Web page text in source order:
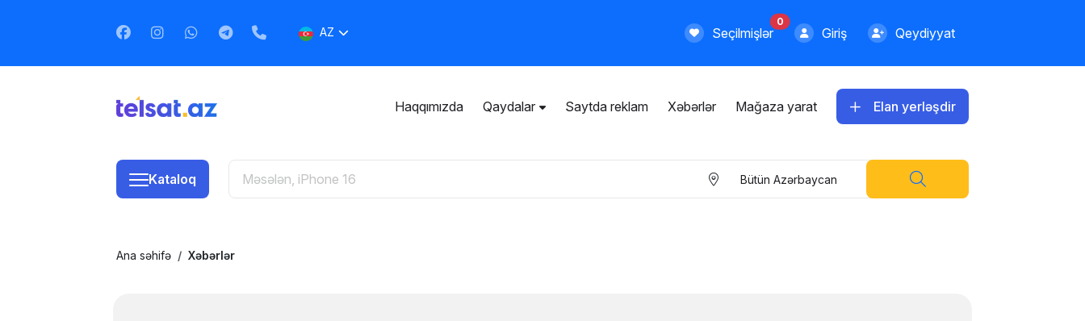
AZ Seçilmişlər
0
Giriş Qeydiyyat
Haqqımızda Qaydalar Saytda reklam Xəbərlər Mağaza yarat Elan yerləşdir
Kataloq Bütün Azərbaycan
Ana səhifə Xəbərlər